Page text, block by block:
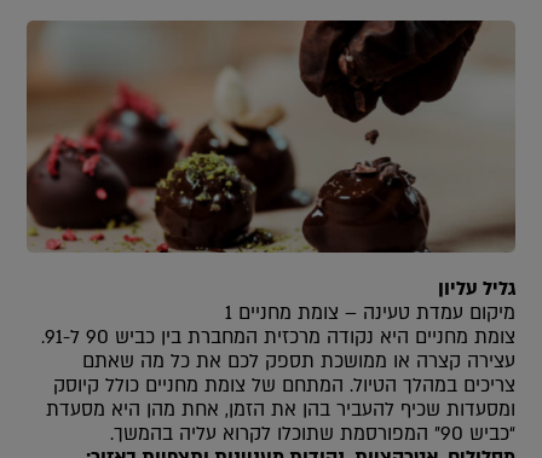
גליל עליון
מיקום עמדת טעינה – צומת מחניים 1
צומת מחניים היא נקודה מרכזית המחברת בין כביש 90 ל-91.
עצירה קצרה או ממושכת תספק לכם את כל מה שאתם
צריכים במהלך הטיול. המתחם של צומת מחניים כולל קיוסק
ומסעדות שכיף להעביר בהן את הזמן, אחת מהן היא מסעדת
“כביש 90” המפורסמת שתוכלו לקרוא עליה בהמשך.